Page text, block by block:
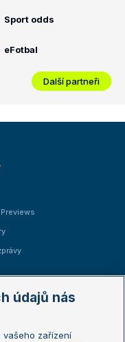
Sport odds
eFotbal
Další partneři
Open
údajů nás
vašeho zařízení